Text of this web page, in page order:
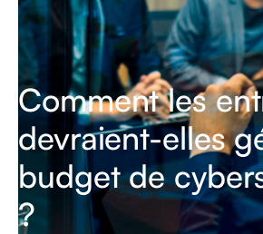
Comment les
devraient-elles
budget de
?